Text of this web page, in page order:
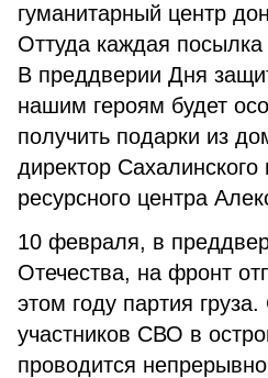
гуманитарный центр
Оттуда каждая посылка
В преддверии Дня
нашим героям будет
получить подарки из
директор
ресурсного центра
10 февраля, в
Отечества, на фронт
этом году партия
участников СВО в
проводится